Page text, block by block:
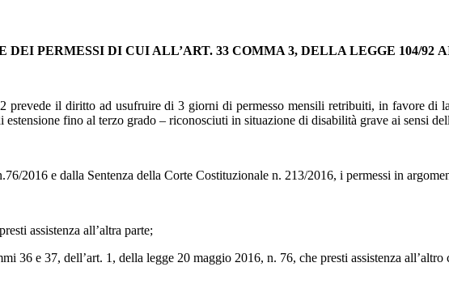
DEI PERMESSI DI CUI ALL’ART. 33 COMMA 3, DELLA LEGGE 104/92
prevede il diritto ad usufruire di 3 giorni di permesso mensili retribuiti, in favore di
fino al terzo grado – riconosciuti in situazione di disabilità grave ai sensi
2016 e dalla Sentenza della Corte Costituzionale n. 213/2016, i permessi in
assistenza all’altra parte;
36 e 37, dell’art. 1, della legge 20 maggio 2016, n. 76, che presti assistenza all’altro